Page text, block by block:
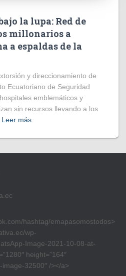
la lupa: Red de
millonarios a
a espaldas de la
y direccionamiento de
Ecuatoriano de Seguridad
emblemáticos y
sin recursos llevando a los
Leer más
hashtag/emapasomostodos>
wp-
Image-2021-10-08-at-
height=”164″
32500″ /></a>